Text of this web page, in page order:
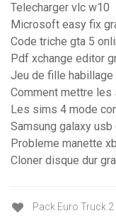
Telecharger vlc w10
Microsoft easy fix
Code triche gta 5
Pdf xchange editor
Jeu de fille
Comment mettre
Les sims 4 mode
Samsung galaxy
Probleme manette
Cloner disque dur
Pack Euro Truck